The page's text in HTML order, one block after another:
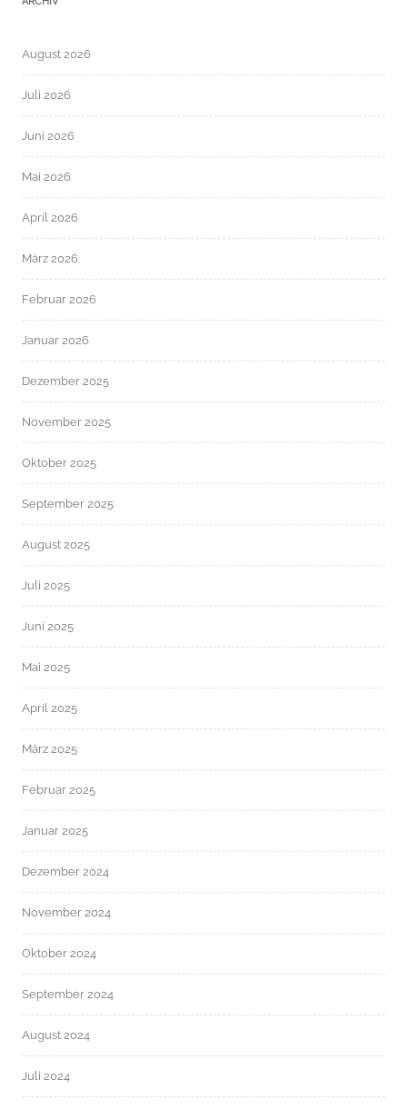
August 2026
Juli 2026
Juni 2026
Mai 2026
April 2026
März 2026
Februar 2026
Januar 2026
Dezember 2025
November 2025
Oktober 2025
September 2025
August 2025
Juli 2025
Juni 2025
Mai 2025
April 2025
März 2025
Februar 2025
Januar 2025
Dezember 2024
November 2024
Oktober 2024
September 2024
August 2024
Juli 2024